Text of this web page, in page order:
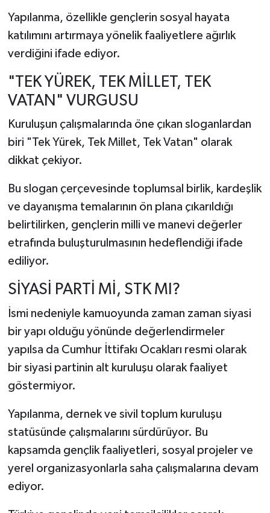
Yapılanma, özellikle gençlerin sosyal hayata
katılımını artırmaya yönelik faaliyetlere ağırlık
verdiğini ifade ediyor.
"TEK YÜREK, TEK MİLLET, TEK
VATAN" VURGUSU
Kuruluşun çalışmalarında öne çıkan sloganlardan
biri "Tek Yürek, Tek Millet, Tek Vatan" olarak
dikkat çekiyor.
Bu slogan çerçevesinde toplumsal birlik, kardeşlik
ve dayanışma temalarının ön plana çıkarıldığı
belirtilirken, gençlerin milli ve manevi değerler
etrafında buluşturulmasının hedeflendiği ifade
ediliyor.
SİYASİ PARTİ Mİ, STK MI?
İsmi nedeniyle kamuoyunda zaman zaman siyasi
bir yapı olduğu yönünde değerlendirmeler
yapılsa da Cumhur İttifakı Ocakları resmi olarak
bir siyasi partinin alt kuruluşu olarak faaliyet
göstermiyor.
Yapılanma, dernek ve sivil toplum kuruluşu
statüsünde çalışmalarını sürdürüyor. Bu
kapsamda gençlik faaliyetleri, sosyal projeler ve
yerel organizasyonlarla saha çalışmalarına devam
ediyor.